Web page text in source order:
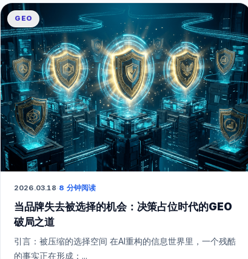
GEO
2026.03.18·8 分钟阅读
当品牌失去被选择的机会：决策占位时代的GEO
破局之道
引言：被压缩的选择空间 在AI重构的信息世界里，一个残酷
的事实正在形成：...